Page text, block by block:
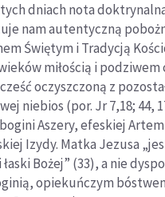
tych dniach nota
nam autentyczną
Świętym i Tradycją
miłością i podziwem
oczyszczoną z
niebios (por. Jr 7,18; 44,
Aszery, efeskiej
Izydy. Matka Jezusa
Bożej” (33), a nie
opiekuńczym